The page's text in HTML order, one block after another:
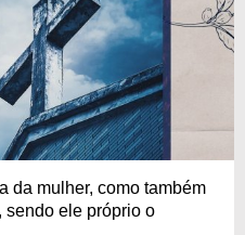
da mulher, como também
sendo ele próprio o